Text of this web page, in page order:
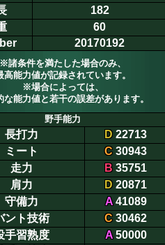
182
60
20170192
※諸条件を満たした場合のみ、
高能力値が記録されています。
※場合によっては、
な能力値と若干の誤差があります。
野手能力
長打力 D 22713
ミート
C 30943
走力
B 35751
肩力
D 20871
守備力
A41089
ント技術
C 30462
手習熟度
A50000